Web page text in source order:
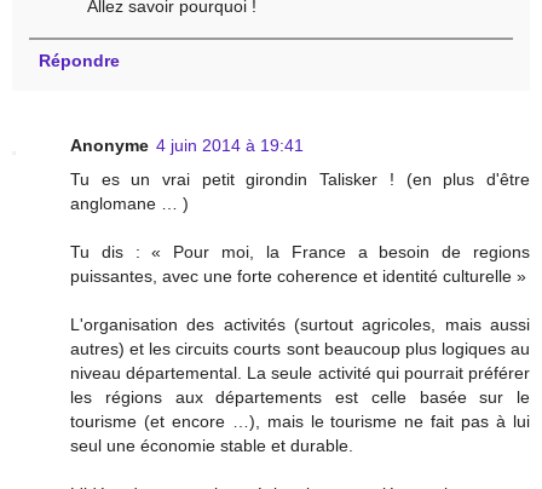
Allez savoir pourquoi !
Répondre
Anonyme 4 juin 2014 à 19:41
Tu es un vrai petit girondin Talisker ! (en plus d'être
anglomane … )
Tu dis : « Pour moi, la France a besoin de regions
puissantes, avec une forte coherence et identité culturelle »
L'organisation des activités (surtout agricoles, mais aussi
autres) et les circuits courts sont beaucoup plus logiques au
niveau départemental. La seule activité qui pourrait préférer
les régions aux départements est celle basée sur le
tourisme (et encore …), mais le tourisme ne fait pas à lui
seul une économie stable et durable.